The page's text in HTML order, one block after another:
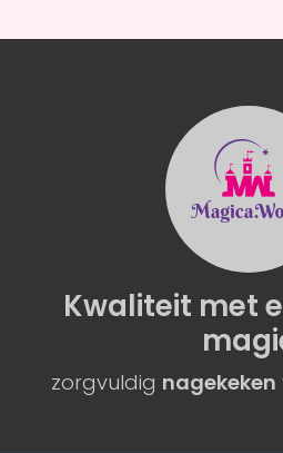
Kwaliteit met
zorgvuldig nagekeken